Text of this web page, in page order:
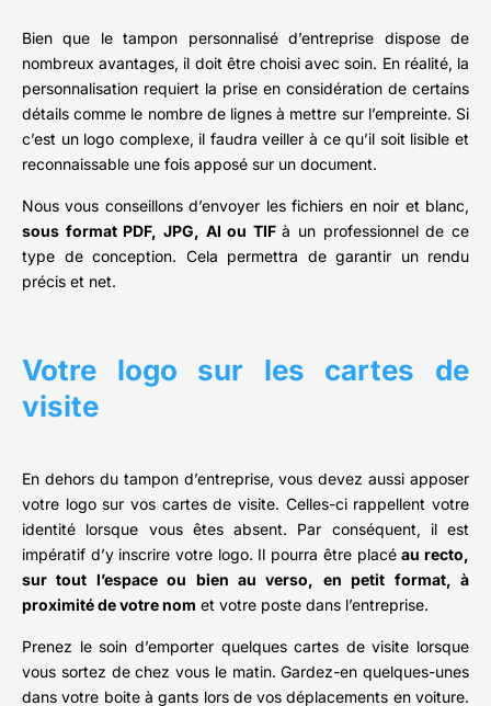
Bien que le tampon personnalisé d’entreprise dispose de
nombreux avantages, il doit être choisi avec soin. En réalité, la
personnalisation requiert la prise en considération de certains
détails comme le nombre de lignes à mettre sur l’empreinte. Si
c’est un logo complexe, il faudra veiller à ce qu’il soit lisible et
reconnaissable une fois apposé sur un document.
Nous vous conseillons d’envoyer les fichiers en noir et blanc,
sous format PDF, JPG, AI ou TIFà un professionnel de ce
type de conception. Cela permettra de garantir un rendu
précis et net.
Votre logo sur les cartes de
visite
En dehors du tampon d’entreprise, vous devez aussi apposer
votre logo sur vos cartes de visite. Celles-ci rappellent votre
identité lorsque vous êtes absent. Par conséquent, il est
impératif d’y inscrire votre logo. Il pourra être placéau recto,
sur tout l’espace ou bien au verso, en petit format, à
proximité de votre nom et votre poste dans l’entreprise.
Prenez le soin d’emporter quelques cartes de visite lorsque
vous sortez de chez vous le matin. Gardez-en quelques-unes
dans votre boite à gants lors de vos déplacements en voiture.